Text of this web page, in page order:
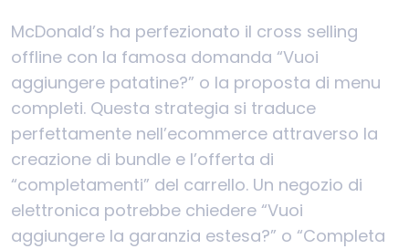
McDonald’s ha perfezionato il cross selling
offline con la famosa domanda “Vuoi
aggiungere patatine?” o la proposta di menu
completi. Questa strategia si traduce
perfettamente nell’ecommerce attraverso la
creazione di bundle e l’offerta di
“completamenti” del carrello. Un negozio di
elettronica potrebbe chiedere “Vuoi
aggiungere la garanzia estesa?” o “Completa